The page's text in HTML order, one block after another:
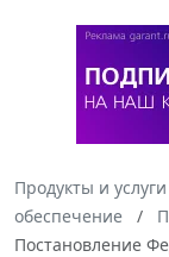
Продукты и услуги
обеспечение
Постановление